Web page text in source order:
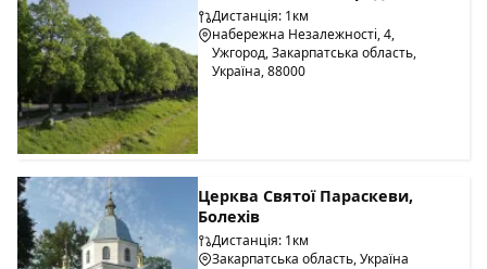
Дистанція: 1км
набережна Незалежності, 4,
Ужгород, Закарпатська область,
Україна, 88000
Церква Святої Параскеви,
Болехів
Дистанція: 1км
Закарпатська область, Україна